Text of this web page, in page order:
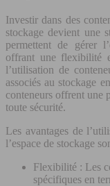
Investir dans des
stockage devient une
permettent de gérer
offrant une flexibilité
l’utilisation de
associés au stockage
conteneurs offrent une
toute sécurité.
Les avantages de
l’espace de stockage
Flexibilité : Les
spécifiques en